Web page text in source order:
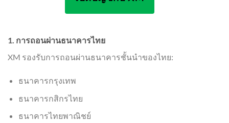
1. การถอนผ่านธนาคารไทย
XM รองรับการถอนผ่านธนาคารชั้นนำของไทย:
ธนาคารกรุงเทพ
ธนาคารกสิกรไทย
ธนาคารไทยพาณิชย์